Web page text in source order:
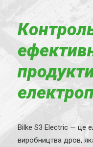
Bilke S3 Electric — це
виробництва дров,